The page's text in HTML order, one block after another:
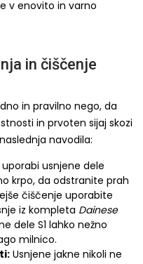
v enovito in varno
in čiščenje
in pravilno nego, da
in prvoten sijaj skozi
navodila:
uporabi usnjene dele
krpo, da odstranite prah
čiščenje uporabite
iz kompleta Dainese
dele S1 lahko nežno
milnico.
Usnjene jakne nikoli ne